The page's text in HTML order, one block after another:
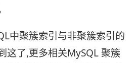
中聚簇索引与非聚簇索引的
这了,更多相关MySQL 聚簇